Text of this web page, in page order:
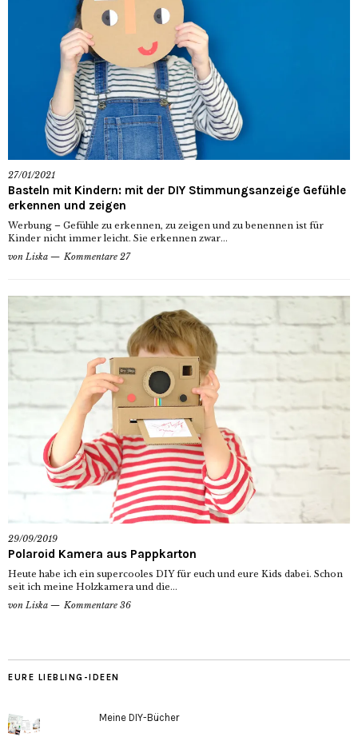
27/01/2021
Basteln mit Kindern: mit der DIY Stimmungsanzeige Gefühle
erkennen und zeigen
Werbung – Gefühle zu erkennen, zu zeigen und zu benennen ist für
Kinder nicht immer leicht. Sie erkennen zwar...
von Liska Kommentare 27
29/09/2019
Polaroid Kamera aus Pappkarton
Heute habe ich ein supercooles DIY für euch und eure Kids dabei. Schon
seit ich meine Holzkamera und die...
von Liska Kommentare 36
EURE LIEBLING-IDEEN
Meine DIY-Bücher